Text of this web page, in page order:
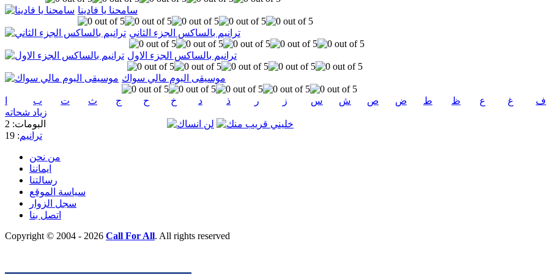
سامحنا يا فادينا
ترانيم بالساكس الجزء الثاني
ترانيم بالساكس الجزء الاول
موسيقى البوم مالي سواك
ب ت ث ج ح خ د ذ ر ز س ش ص ض ط ظ ع غ ف
زياد شحاته
البومات: 2
ترانيم: 19
من نحن
ايماننا
رسالتنا
سياسة الموقع
سجل الزوار
اتصل بنا
Copyright © 2004 - 2026 Call For All. All rights reserved